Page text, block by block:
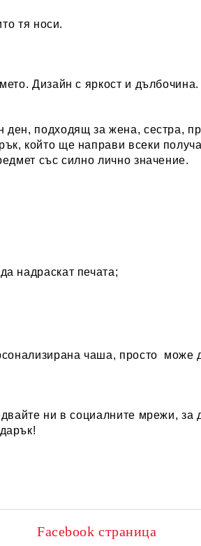
тя носи.
Дизайн с яркост и
подходящ за жена, сестра,
който ще направи всеки
със силно лично значение.
надраскат печата;
чаша, просто може
ни в социалните мрежи, за
Facebook страница